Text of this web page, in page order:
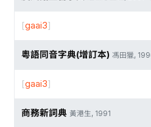
[gaai3]
粵語同音字典(增訂本) 馮田獵,
[gaai3]
商務新詞典 黃港生, 1991